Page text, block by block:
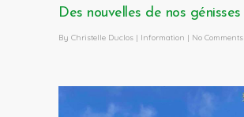
Des nouvelles de nos génisses
By Christelle Duclos | Information | No Comments